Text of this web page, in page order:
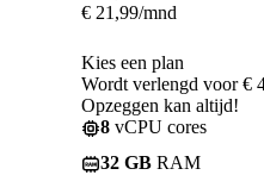
€ 21,99/mnd
Kies een plan
Wordt verlengd voor €
Opzeggen kan altijd!
8 vCPU cores
32 GB RAM